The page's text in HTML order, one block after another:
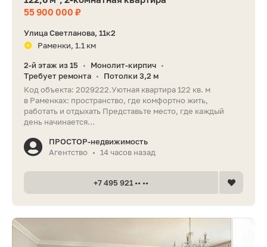
55 900 000 ₽
Улица Светланова, 11к2
Раменки, 1.1 км
2-й этаж из 15 • Монолит-кирпич •
Требует ремонта •
Потолки 3,2 м
Код объекта: 2029222.Уютная квартира 122 кв. м
в Раменках: пространство, где комфортно жить,
работать и отдыхать Представьте место, где каждый
день начинается...
ПРОСТОР-недвижимость
Агентство
• 14 часов назад
+7 495 921 •• ••